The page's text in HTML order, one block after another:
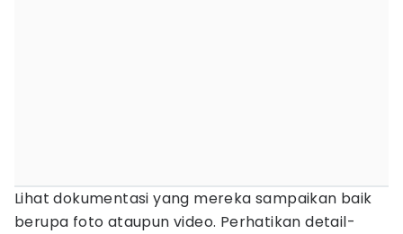
Lihat dokumentasi yang mereka sampaikan baik
berupa foto ataupun video. Perhatikan detail-